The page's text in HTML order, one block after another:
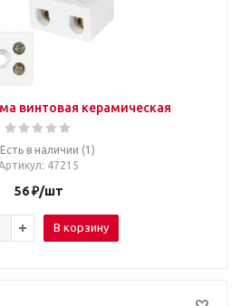
винтовая керамическая
Есть в наличии (1)
: 47215
56₽/шт
В корзину